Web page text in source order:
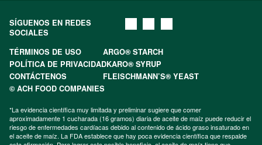
SÍGUENOS EN REDES
SOCIALES
TÉRMINOS DE USO
ARGO® STARCH
POLÍTICA DE PRIVACIDADKARO® SYRUP
CONTÁCTENOS
FLEISCHMANN’S® YEAST
© ACH FOOD COMPANIES
*La evidencia científica muy limitada y preliminar sugiere que comer
aproximadamente 1 cucharada (16 gramos) diaria de aceite de maíz puede reducir el
riesgo de enfermedades cardíacas debido al contenido de ácido graso insaturado en
el aceite de maíz. La FDA establece que hay poca evidencia científica que respalde